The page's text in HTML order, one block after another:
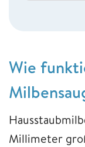
Wie
Millimeter